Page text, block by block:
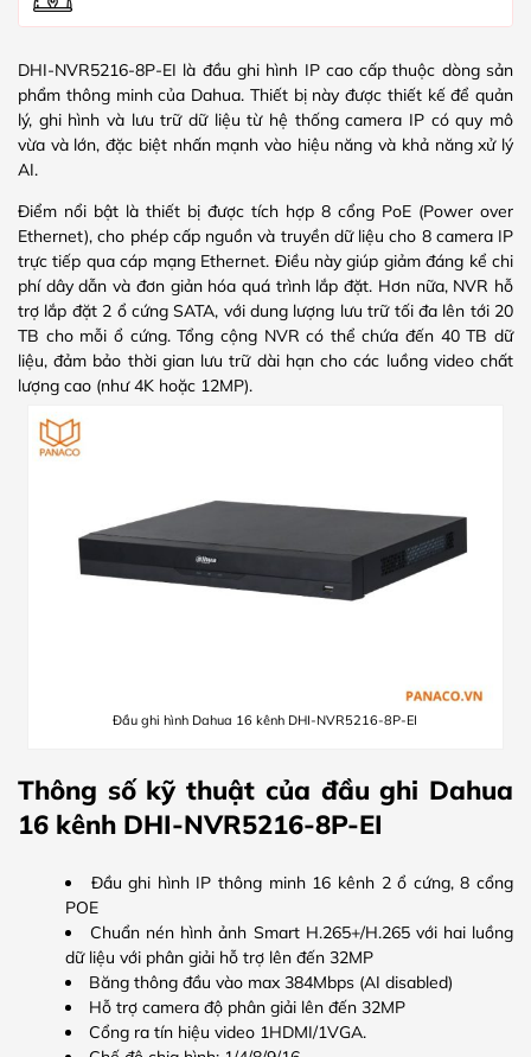
DHI-NVR5216-8P-EI là đầu ghi hình IP cao cấp thuộc dòng sản
phẩm thông minh của Dahua. Thiết bị này được thiết kế để quản
lý, ghi hình và lưu trữ dữ liệu từ hệ thống camera IP có quy mô
vừa và lớn, đặc biệt nhấn mạnh vào hiệu năng và khả năng xử lý
AI.
Điểm nổi bật là thiết bị được tích hợp 8 cổng PoE (Power over
Ethernet), cho phép cấp nguồn và truyền dữ liệu cho 8 camera IP
trực tiếp qua cáp mạng Ethernet. Điều này giúp giảm đáng kể chi
phí dây dẫn và đơn giản hóa quá trình lắp đặt. Hơn nữa, NVR hỗ
trợ lắp đặt 2 ổ cứng SATA, với dung lượng lưu trữ tối đa lên tới 20
TB cho mỗi ổ cứng. Tổng cộng NVR có thể chứa đến 40 TB dữ
liệu, đảm bảo thời gian lưu trữ dài hạn cho các luồng video chất
lượng cao (như 4K hoặc 12MP).
Đầu ghi hình Dahua 16 kênh DHI-NVR5216-8P-EI
Thông số kỹ thuật của đầu ghi Dahua
16 kênh DHI-NVR5216-8P-EI
Đầu ghi hình IP thông minh 16 kênh 2 ổ cứng, 8 cổng
POE
Chuẩn nén hình ảnh Smart H.265+/H.265 với hai luồng
dữ liệu với phân giải hỗ trợ lên đến 32MP
Băng thông đầu vào max 384Mbps (AI disabled)
Hỗ trợ camera độ phân giải lên đến 32MP
Cổng ra tín hiệu video 1HDMI/1VGA.